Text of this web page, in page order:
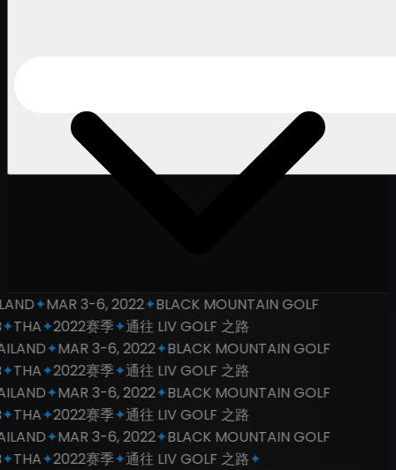
✦MAR 3-6, 2022✦BLACK MOUNTAIN GOLF
THA✦2022赛季✦通往 LIV GOLF 之路
✦MAR 3-6, 2022✦BLACK MOUNTAIN GOLF
THA✦2022赛季✦通往 LIV GOLF 之路
✦MAR 3-6, 2022✦BLACK MOUNTAIN GOLF
THA✦2022赛季✦通往 LIV GOLF 之路
✦MAR 3-6, 2022✦BLACK MOUNTAIN GOLF
THA✦2022赛季✦通往 LIV GOLF 之路✦